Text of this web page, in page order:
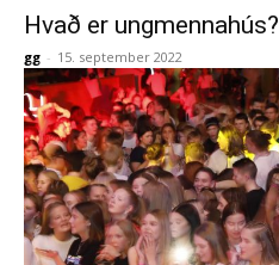
Hvað er ungmennahús?
gg - 15. september 2022